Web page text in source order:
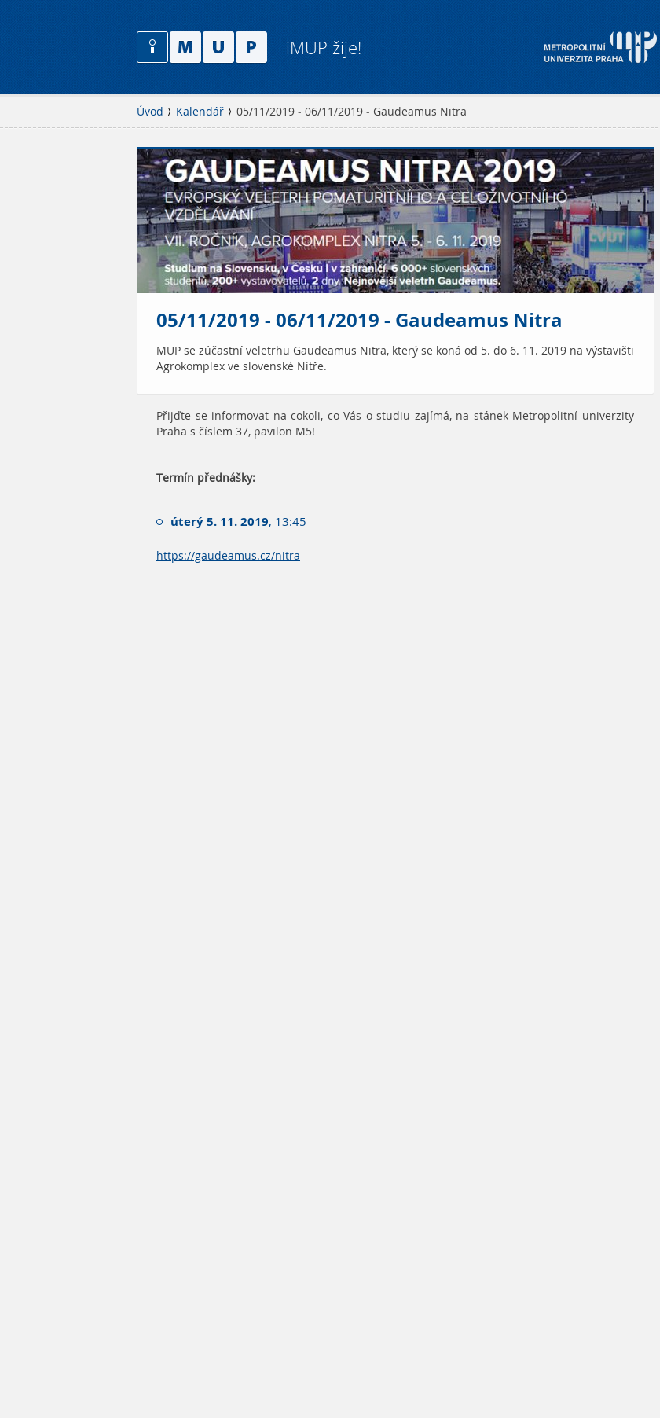
iMUP žije!
Úvod Kalendář 05/11/2019 - 06/11/2019 - Gaudeamus Nitra
05/11/2019 - 06/11/2019 - Gaudeamus Nitra
MUP se zúčastní veletrhu Gaudeamus Nitra, který se koná od 5. do 6. 11. 2019 na výstavišti
Agrokomplex ve slovenské Nitře.
Přijďte se informovat na cokoli, co Vás o studiu zajímá, na stánek Metropolitní univerzity
Praha s číslem 37, pavilon M5!
Termín přednášky:
úterý 5. 11. 2019, 13:45
https://gaudeamus.cz/nitra